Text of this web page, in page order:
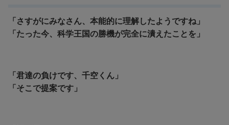
「さすがにみなさん、本能的に理解したようですね」
「たった今、科学王国の勝機が完全に潰えたことを」
「君達の負けです、千空くん」
「 そこで提案です」